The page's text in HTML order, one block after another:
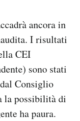
ancora in
I risultati
CEI
sono stati
Consiglio
la possibilità di
ha paura.